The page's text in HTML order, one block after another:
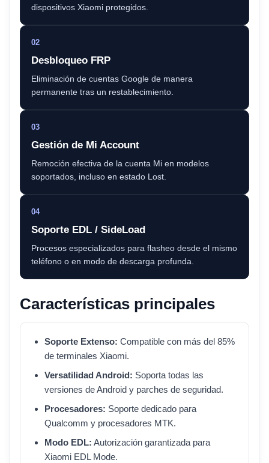
dispositivos Xiaomi protegidos.
02
Desbloqueo FRP
Eliminación de cuentas Google de manera
permanente tras un restablecimiento.
03
Gestión de Mi Account
Remoción efectiva de la cuenta Mi en modelos
soportados, incluso en estado Lost.
04
Soporte EDL / SideLoad
Procesos especializados para flasheo desde el mismo
teléfono o en modo de descarga profunda.
Características principales
Soporte Extenso: Compatible con más del 85%
de terminales Xiaomi.
Versatilidad Android: Soporta todas las
versiones de Android y parches de seguridad.
Procesadores: Soporte dedicado para
Qualcomm y procesadores MTK.
Modo EDL: Autorización garantizada para
Xiaomi EDL Mode.